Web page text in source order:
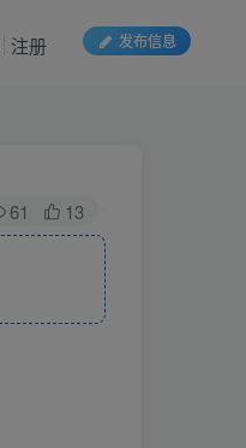
发布信息
注册
61 13